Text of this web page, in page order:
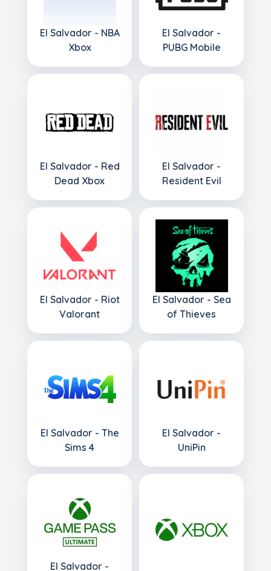
El Salvador - NBA
Xbox
El Salvador -
PUBG Mobile
El Salvador - Red
Dead Xbox
El Salvador -
Resident Evil
El Salvador - Riot
Valorant
El Salvador - Sea
of Thieves
El Salvador - The
Sims 4
El Salvador -
UniPin
El Salvador -